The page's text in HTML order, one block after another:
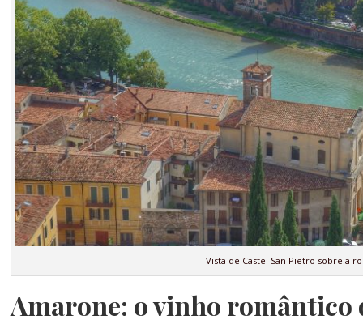
Vista de Castel San Pietro sobre a
Amarone: o vinho romântico